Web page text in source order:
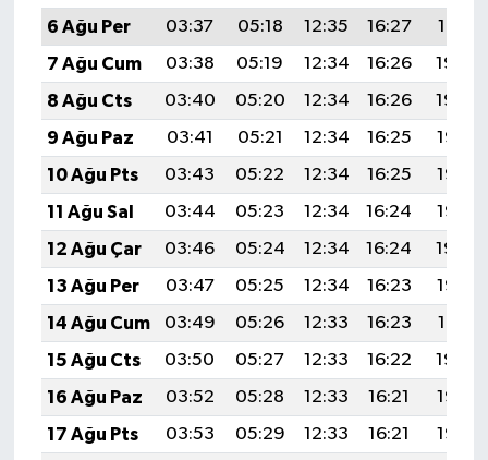
6 Ağu Per
03:37 05:18 12:35 16:27
19:41
7 Ağu Cum
03:38 05:19 12:34 16:26
19:40
8 Ağu Cts
03:40 05:20 12:34 16:26
19:39
9 Ağu Paz
03:41 05:21 12:34 16:25
19:38
10 Ağu Pts
03:43 05:22 12:34 16:25
19:36
11 Ağu Sal
03:44 05:23 12:34 16:24
19:35
12 Ağu Çar
03:46 05:24 12:34 16:24
19:34
13 Ağu Per
03:47 05:25 12:34 16:23
19:33
14 Ağu Cum
03:49 05:26 12:33 16:23
19:31
15 Ağu Cts
03:50 05:27 12:33 16:22
19:30
16 Ağu Paz
03:52 05:28 12:33 16:21
19:28
17 Ağu Pts
03:53 05:29 12:33 16:21
19:27